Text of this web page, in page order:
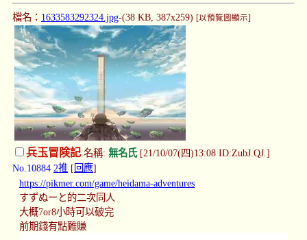
檔名： 1633583292324.jpg-(38 KB, 387x259) [以預覽圖顯示]
兵玉冒険記名稱: 無名氏[21/10/07(四)13:08 ID:ZubJ.QJ.]
No.10884 2推 [ 回應]
https://pikmer.com/game/heidama-adventures
すずぬーと的二次同人
大概7or8小時可以破完
前期錢有點難賺